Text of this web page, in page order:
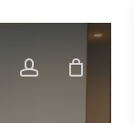
searchaccount